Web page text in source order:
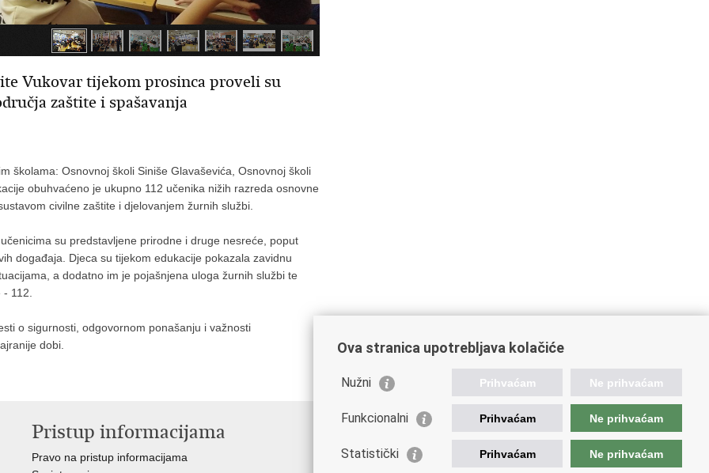
Vukovar tijekom prosinca proveli su
zaštite i spašavanja
školama: Osnovnoj školi Siniše Glavaševića, Osnovnoj školi
obuhvaćeno je ukupno 112 učenika nižih razreda osnovne
civilne zaštite i djelovanjem žurnih službi.
su predstavljene prirodne i druge nesreće, poput
događaja. Djeca su tijekom edukacije pokazala zavidnu
a dodatno im je pojašnjena uloga žurnih službi te
112.
o sigurnosti, odgovornom ponašanju i važnosti
dobi.
Pristup informacijama
Pravo na pristup informacijama
Važne poveznice
Vlada Republike Hrvatske
Ova stranica upotrebljava kolačiće
Nužni Prihvaćam Ne prihvaćam
Funkcionalni Prihvaćam Ne prihvaćam
Statistički Prihvaćam Ne prihvaćam